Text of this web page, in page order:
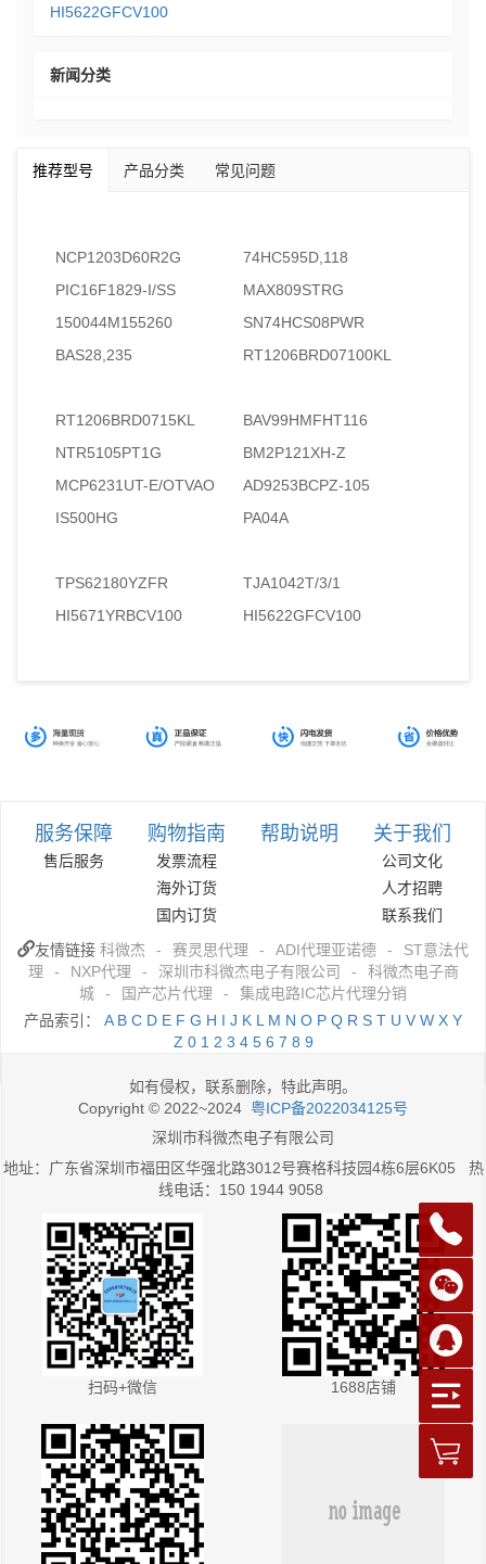
HI5622GFCV100
新闻分类
推荐型号 产品分类 常见问题
NCP1203D60R2G
74HC595D,118
PIC16F1829-I/SS
MAX809STRG
150044M155260
SN74HCS08PWR
BAS28,235
RT1206BRD07100KL
RT1206BRD0715KL
BAV99HMFHT116
NTR5105PT1G
BM2P121XH-Z
MCP6231UT-E/OTVAO
AD9253BCPZ-105
IS500HG
PA04A
TPS62180YZFR
TJA1042T/3/1
HI5671YRBCV100
HI5622GFCV100
服务保障
售后服务
购物指南
发票流程
海外订货
国内订货
帮助说明 关于我们
公司文化
人才招聘
联系我们
友情链接 科微杰 - 赛灵思代理 - ADI代理亚诺德 -
ST意法代
理
- NXP代理 - 深圳市科微杰电子有限公司 -
科微杰电子商
城
- 国产芯片代理 -
集成电路IC芯片代理分销
产品索引： A B C D E F G H I J K L M N O P Q R S T U V W X Y
Z 0 1 2 3 4 5 6 7 8 9
如有侵权，联系删除，特此声明。
Copyright © 2022~2024 粤ICP备2022034125号
深圳市科微杰电子有限公司
地址：广东省深圳市福田区华强北路3012号赛格科技园4栋6层6K05 热
线电话：150 1944 9058
扫码+微信 1688店铺